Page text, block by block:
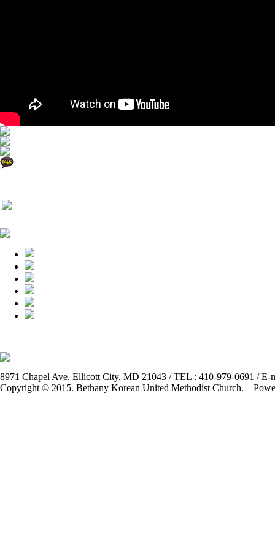
8971 Chapel Ave. Ellicott City, MD 21043 / TEL : 410-979-0691 / E-
Copyright © 2015. Bethany Korean United Methodist Church.